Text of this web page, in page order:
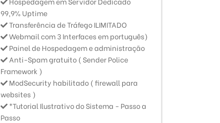
99,9% Uptime
Transferência de Tráfego ILIMITADO
Webmail com 3 Interfaces em português)
Painel de Hospedagem e administração
Anti-Spam gratuito ( Sender Police
Framework )
ModSecurity habilitado ( firewall para
websites )
*Tutorial Ilustrativo do Sistema - Passo a
Passo